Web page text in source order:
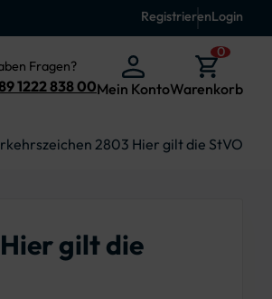
RegistrierenLogin
Fragen?
1222 838 00Mein Konto
0
Warenkorb
2803 Hier gilt die StVO
gilt die